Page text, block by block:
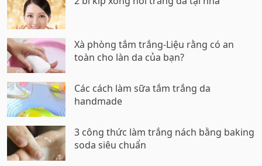
Xà phòng tắm trắng-Liệu rằng có an
toàn cho làn da của bạn?
Các cách làm sữa tắm trắng da
handmade
3 công thức làm trắng nách bằng baking
soda siêu chuẩn